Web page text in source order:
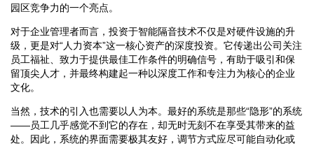
园区竞争力的一个亮点。
对于企业管理者而言，投资于智能隔音技术不仅是对硬件设施的升
级，更是对“人力资本”这一核心资产的深度投资。它传递出公司关注
员工福祉、致力于提供最佳工作条件的明确信号，有助于吸引和保
留顶尖人才，并最终构建起一种以深度工作和专注力为核心的企业
文化。
当然，技术的引入也需要以人为本。最好的系统是那些“隐形”的系统
——员工几乎感觉不到它的存在，却无时无刻不在享受其带来的益
处。因此，系统的界面需要极其友好，调节方式应尽可能自动化或